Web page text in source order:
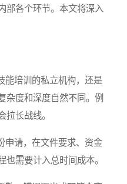
部各个环节。本文将深入
培训的私立机构，还是
杂度和深度自然不同。例
长战线。
请，在文件要求、资金
需要计入总时间成本。